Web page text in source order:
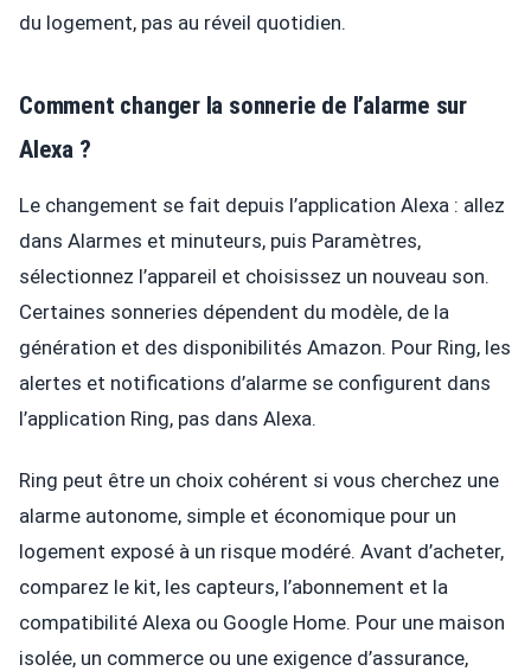
du logement, pas au réveil quotidien.
Comment changer la sonnerie de l’alarme sur
Alexa ?
Le changement se fait depuis l’application Alexa : allez
dans Alarmes et minuteurs, puis Paramètres,
sélectionnez l’appareil et choisissez un nouveau son.
Certaines sonneries dépendent du modèle, de la
génération et des disponibilités Amazon. Pour Ring, les
alertes et notifications d’alarme se configurent dans
l’application Ring, pas dans Alexa.
Ring peut être un choix cohérent si vous cherchez une
alarme autonome, simple et économique pour un
logement exposé à un risque modéré. Avant d’acheter,
comparez le kit, les capteurs, l’abonnement et la
compatibilité Alexa ou Google Home. Pour une maison
isolée, un commerce ou une exigence d’assurance,